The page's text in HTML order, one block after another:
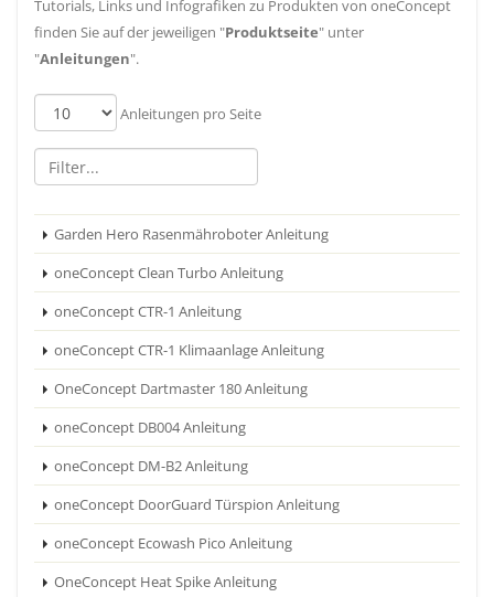
Tutorials, Links und Infografiken zu Produkten von oneConcept
finden Sie auf der jeweiligen "Produktseite" unter
"Anleitungen".
Anleitungen pro Seite
Garden Hero Rasenmähroboter Anleitung
oneConcept Clean Turbo Anleitung
oneConcept CTR-1 Anleitung
oneConcept CTR-1 Klimaanlage Anleitung
OneConcept Dartmaster 180 Anleitung
oneConcept DB004 Anleitung
oneConcept DM-B2 Anleitung
oneConcept DoorGuard Türspion Anleitung
oneConcept Ecowash Pico Anleitung
OneConcept Heat Spike Anleitung